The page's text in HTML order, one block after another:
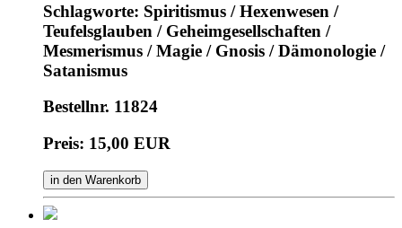
Schlagworte: Spiritismus / Hexenwesen /
Teufelsglauben / Geheimgesellschaften /
Mesmerismus / Magie / Gnosis / Dämonologie /
Satanismus
Bestellnr. 11824
Preis: 15,00 EUR
in den Warenkorb